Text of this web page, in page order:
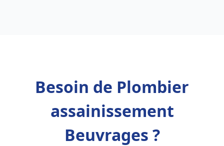
Besoin de Plombier
assainissement
Beuvrages ?